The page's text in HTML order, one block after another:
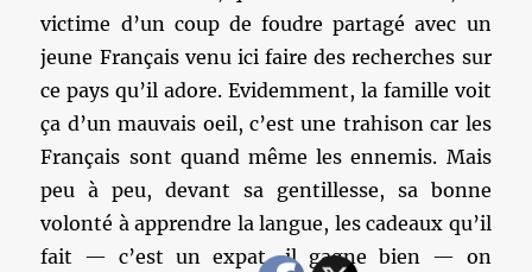
victime d’un coup de foudre partagé avec un
jeune Français venu ici faire des recherches sur
ce pays qu’il adore. Evidemment, la famille voit
ça d’un mauvais oeil, c’est une trahison car les
Français sont quand même les ennemis. Mais
peu à peu, devant sa gentillesse, sa bonne
volonté à apprendre la langue, les cadeaux qu’il
fait — c’est un expat, il gagne bien — on